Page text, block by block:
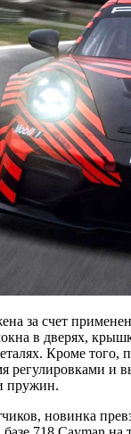
за счет
в дверях,
Кроме того,
регулировками и
пружин.
новинка